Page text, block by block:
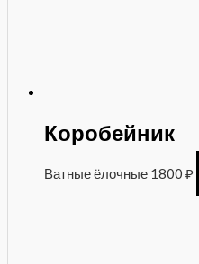
Коробейник
Ватные ёлочные 1800 ₽